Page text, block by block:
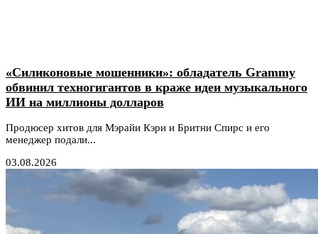
«Силиконовые мошенники»: обладатель Grammy
обвинил техногигантов в краже идеи музыкального
ИИ на миллионы долларов
Продюсер хитов для Мэрайи Кэри и Бритни Спирс и его
менеджер подали...
03.08.2026